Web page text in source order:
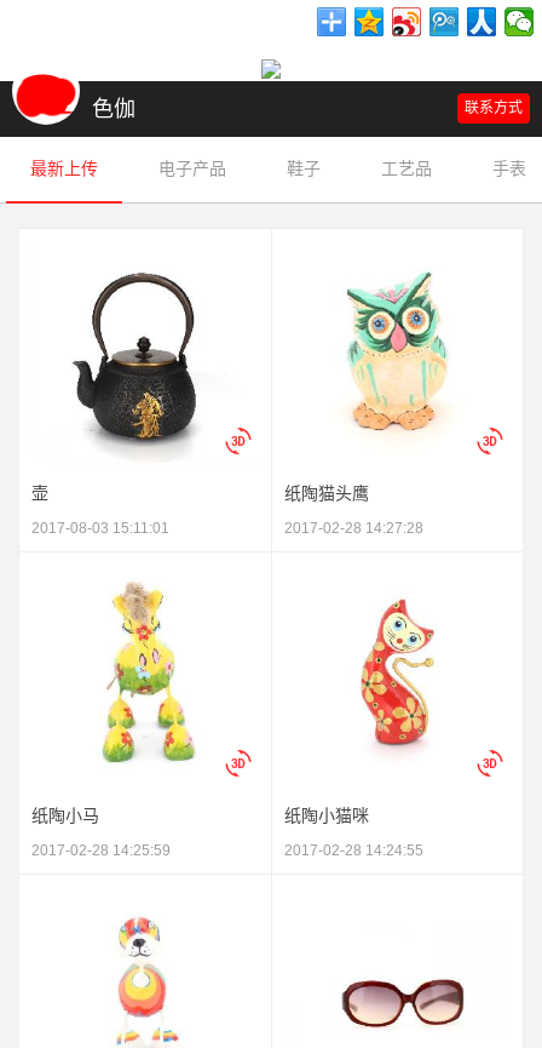
联系方式
色伽
最新上传 电子产品 鞋子 工艺品 手表
壶
2017-08-03 15:11:01
纸陶猫头鹰
2017-02-28 14:27:28
纸陶小马
2017-02-28 14:25:59
纸陶小猫咪
2017-02-28 14:24:55